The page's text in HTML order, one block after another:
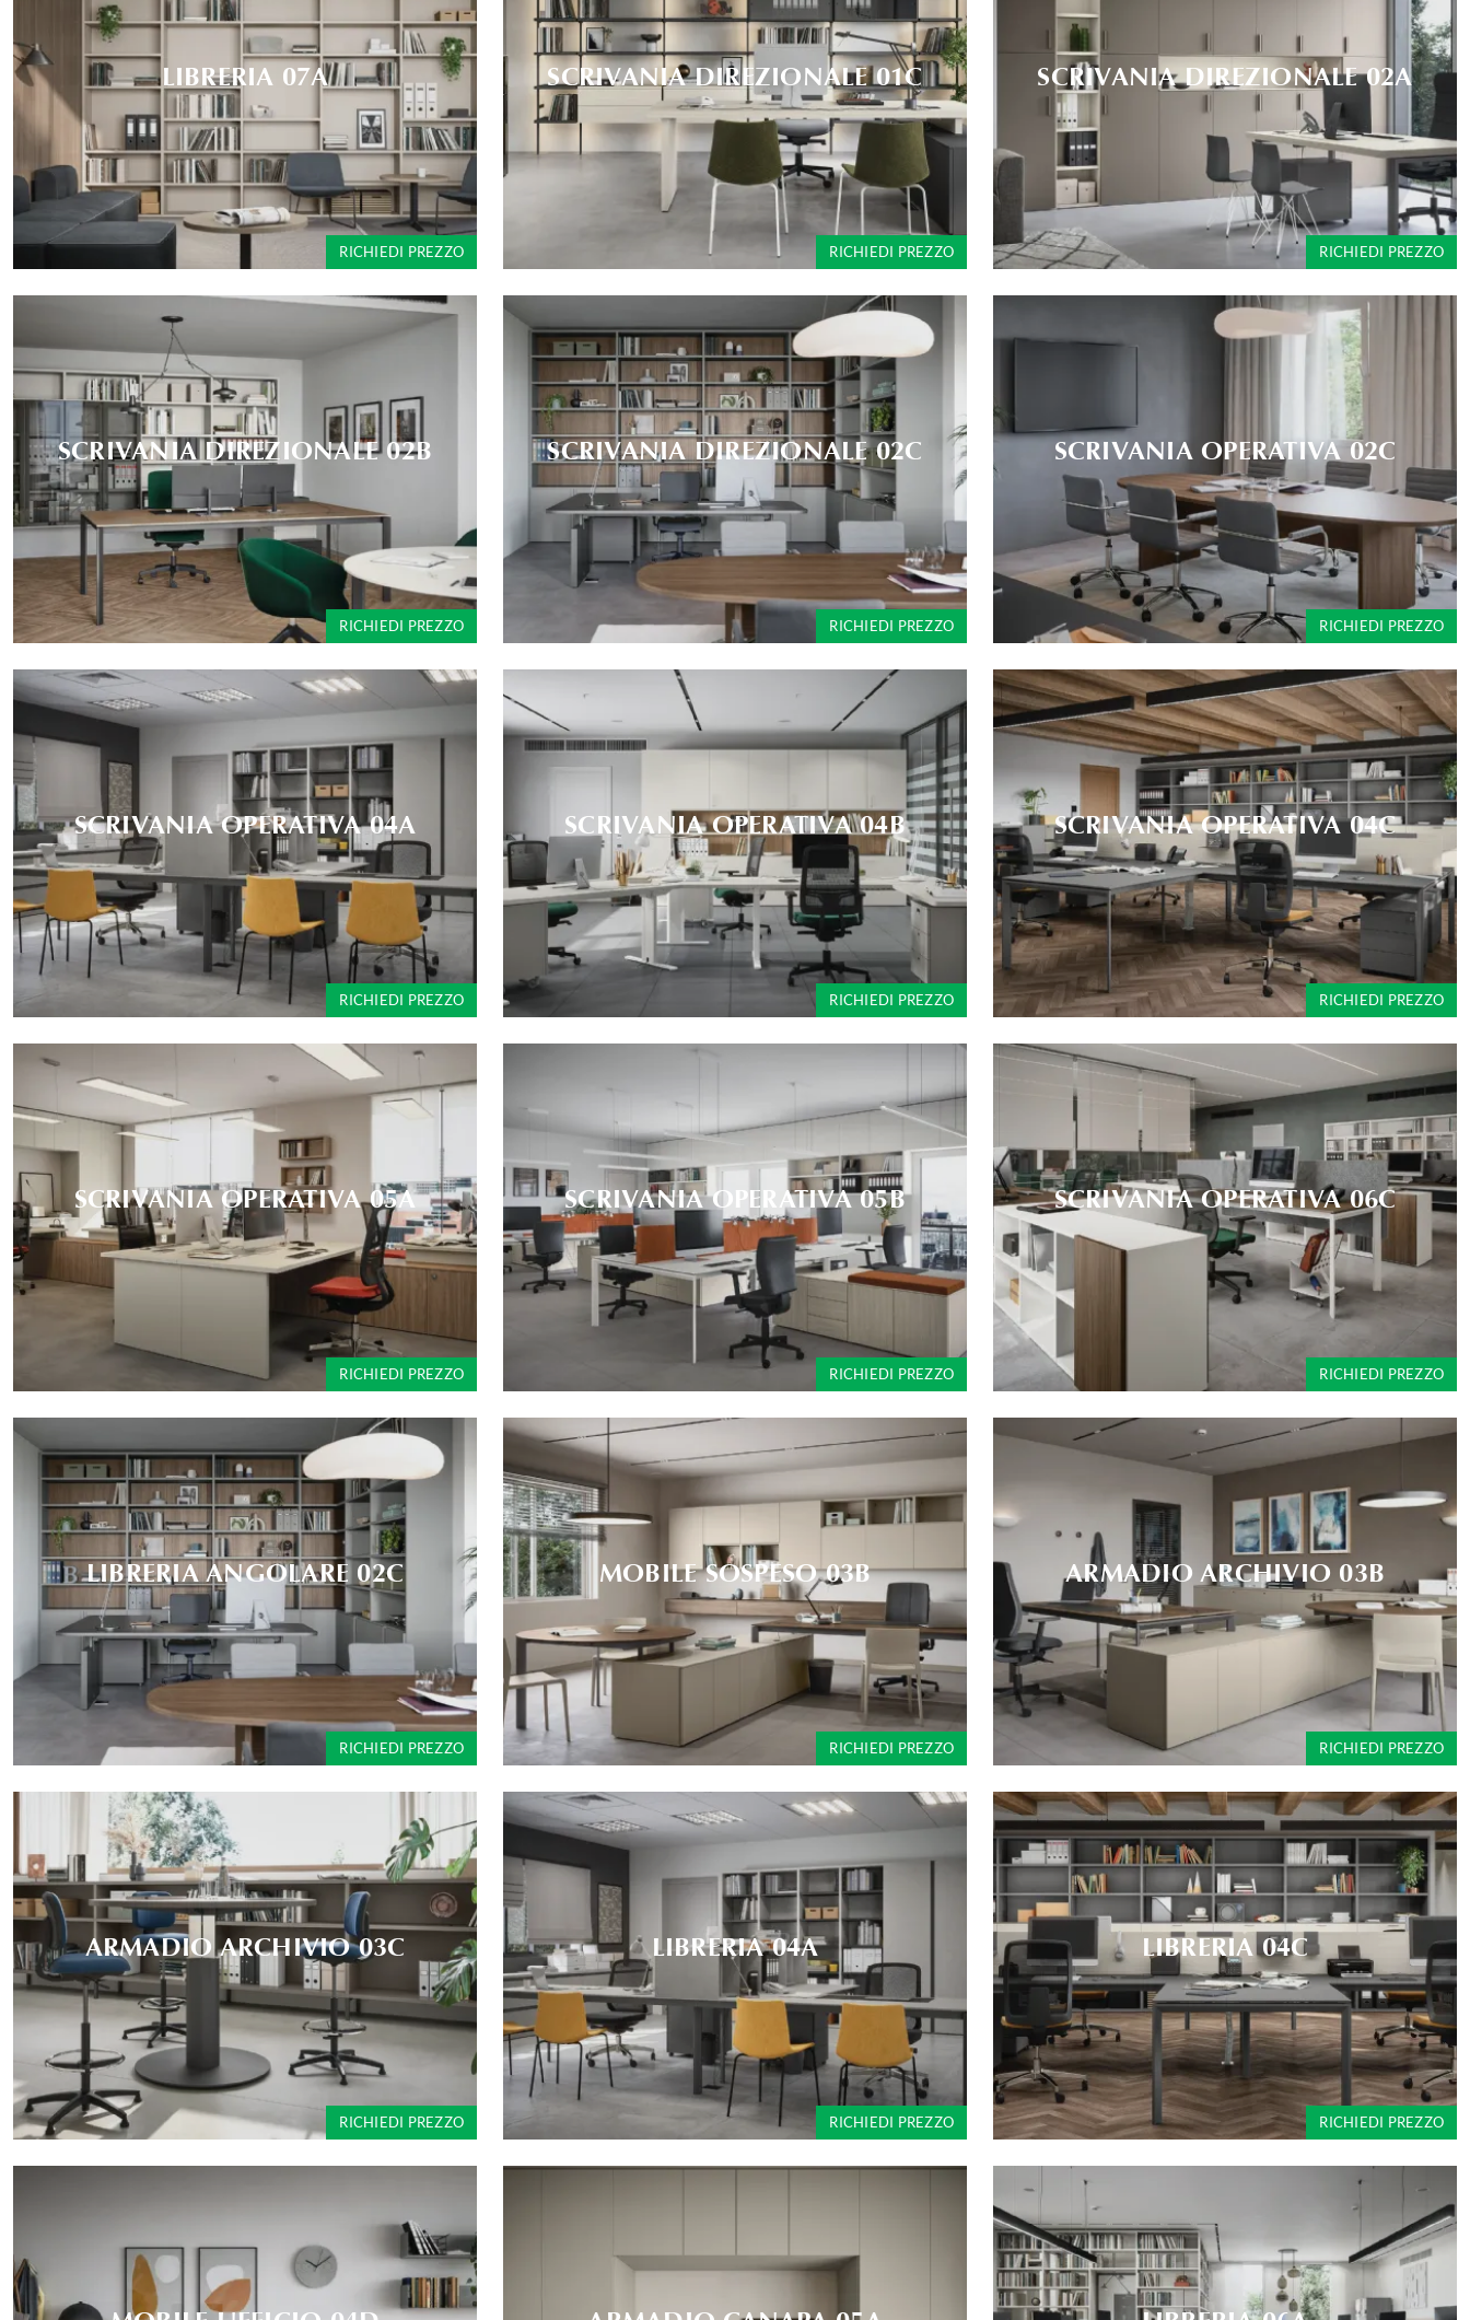
LIBRERIA 07A
RICHIEDI PREZZO
SCRIVANIA DIREZIONALE 01C
RICHIEDI PREZZO
SCRIVANIA DIREZIONALE 02A
RICHIEDI PREZZO
SCRIVANIA DIREZIONALE 02B
RICHIEDI PREZZO
SCRIVANIA DIREZIONALE 02C
RICHIEDI PREZZO
SCRIVANIA OPERATIVA 02C
RICHIEDI PREZZO
SCRIVANIA OPERATIVA 04A
RICHIEDI PREZZO
SCRIVANIA OPERATIVA 04B
RICHIEDI PREZZO
SCRIVANIA OPERATIVA 04C
RICHIEDI PREZZO
SCRIVANIA OPERATIVA 05A
RICHIEDI PREZZO
SCRIVANIA OPERATIVA 05B
RICHIEDI PREZZO
SCRIVANIA OPERATIVA 06C
RICHIEDI PREZZO
LIBRERIA ANGOLARE 02C
RICHIEDI PREZZO
MOBILE SOSPESO 03B
RICHIEDI PREZZO
ARMADIO ARCHIVIO 03B
RICHIEDI PREZZO
ARMADIO ARCHIVIO 03C
RICHIEDI PREZZO
LIBRERIA 04A
RICHIEDI PREZZO
LIBRERIA 04C
RICHIEDI PREZZO